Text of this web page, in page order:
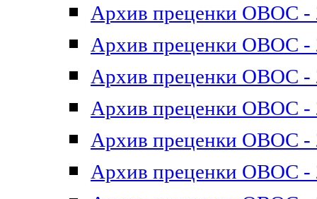
Архив преценки ОВОС -
Архив преценки ОВОС -
Архив преценки ОВОС -
Архив преценки ОВОС -
Архив преценки ОВОС -
Архив преценки ОВОС -